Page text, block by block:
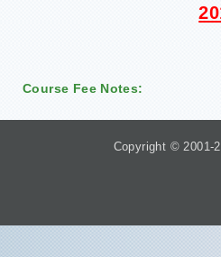
Course Fee Notes:
Copyright © 2001-